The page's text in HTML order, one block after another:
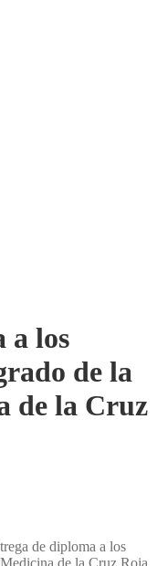
a los
de la
de la Cruz
de diploma a los
de la Cruz Roja